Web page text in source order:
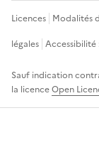
Licences Modalités
légales
Sauf indication
la licenceOpen